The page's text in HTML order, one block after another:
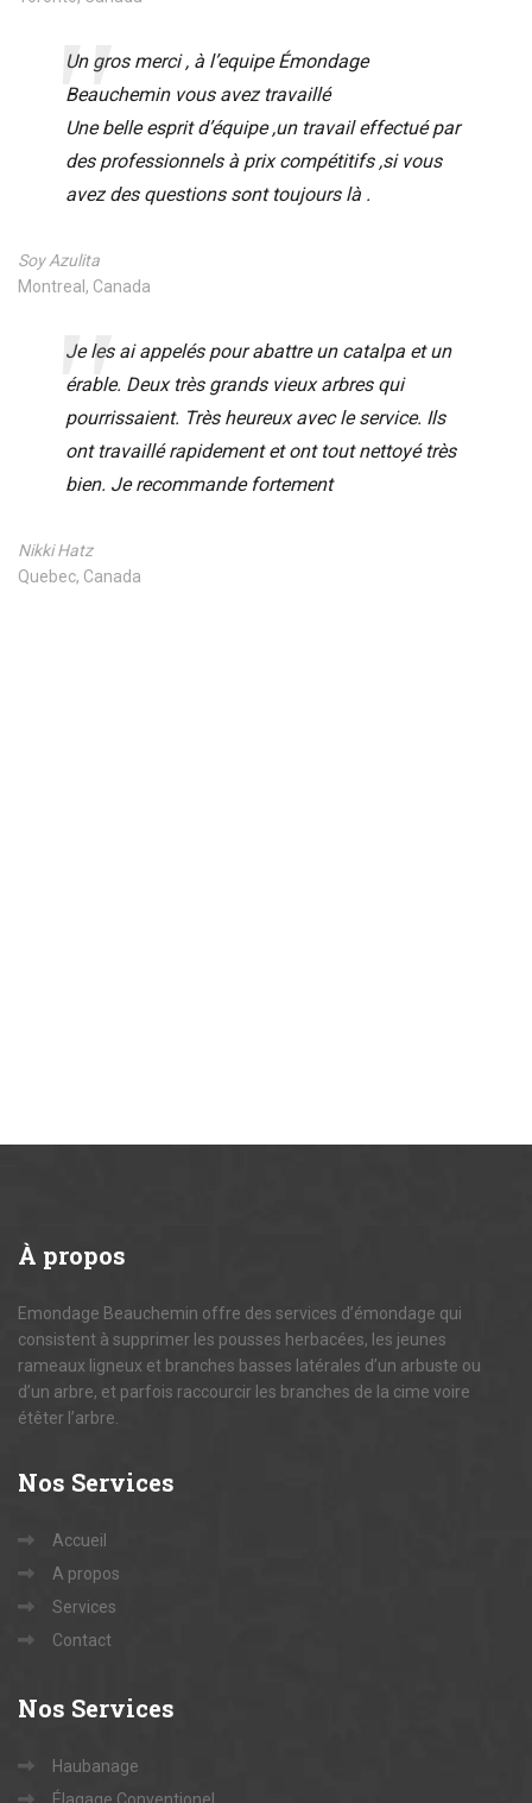
Un gros merci , à l’equipe Émondage
Beauchemin vous avez travaillé
Une belle esprit d’équipe ,un travail effectué par
des professionnels à prix compétitifs ,si vous
avez des questions sont toujours là .
Soy Azulita
Montreal, Canada
Je les ai appelés pour abattre un catalpa et un
érable. Deux très grands vieux arbres qui
pourrissaient. Très heureux avec le service. Ils
ont travaillé rapidement et ont tout nettoyé très
bien. Je recommande fortement
Nikki Hatz
Quebec, Canada
À propos
Emondage Beauchemin offre des services d’émondage qui
consistent à supprimer les pousses herbacées, les jeunes
rameaux ligneux et branches basses latérales d’un arbuste ou
d’un arbre, et parfois raccourcir les branches de la cime voire
étêter l’arbre.
Nos Services
Accueil
A propos
Services
Contact
Nos Services
Haubanage